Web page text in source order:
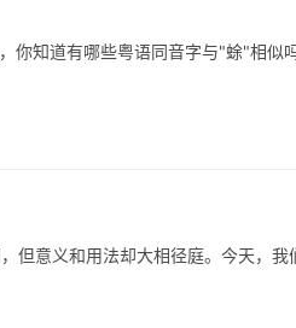
知道有哪些粤语同音字与"蜍"相似
意义和用法却大相径庭。今天，我